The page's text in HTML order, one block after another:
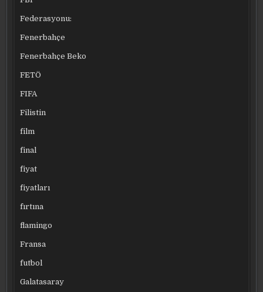
Federasyonu:
Fenerbahçe
Fenerbahçe Beko
FETÖ
FIFA
Filistin
film
final
fiyat
fiyatları
fırtına
flamingo
Fransa
futbol
Galatasaray